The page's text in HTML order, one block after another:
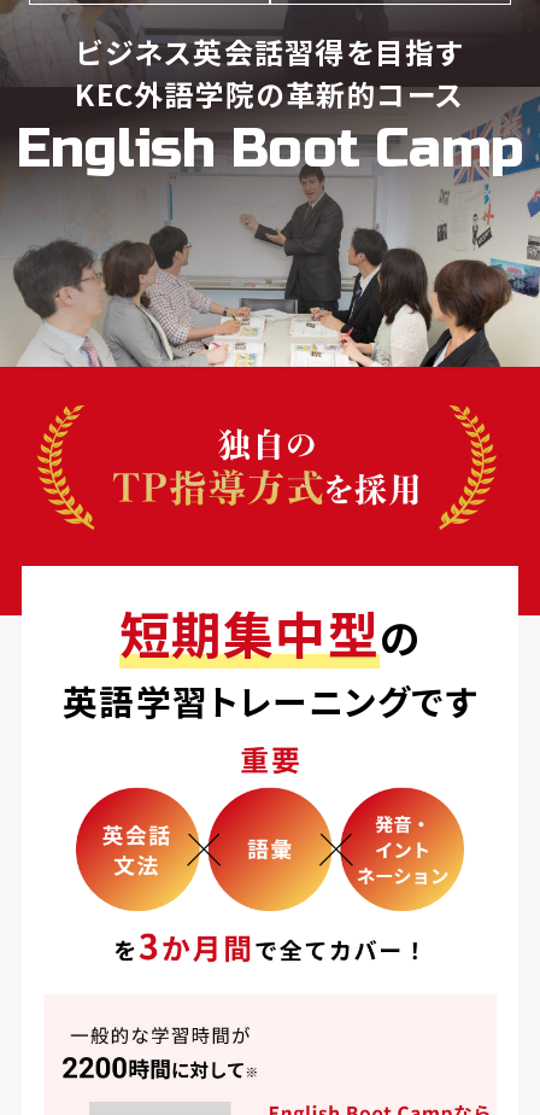
ビジネス英会話習得を目指す
KEC外語学院の革新的コース
English Boot Camp
短期集中型の
英語学習トレーニングです